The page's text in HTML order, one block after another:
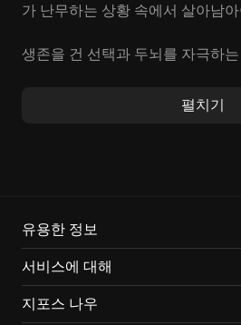
가 난무하는 상황 속에서 살아남
생존을 건 선택과 두뇌를 자극하
에는 생사를 가르는 함정이 숨겨
단 하나의 선택, 엇갈리는 아홉 개
동이 현재를 바꾸고, 현재의 선택
흔듭니다. 예를 들어, 특정 인물을
물의 죽음으로 이어질 수도 있습니
펼치기
유용한 정보
서비스에 대해
지포스 나우